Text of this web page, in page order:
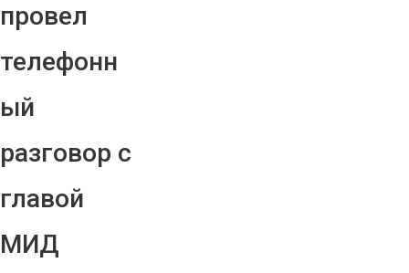
провел
телефонн
ый
разговор с
главой
МИД